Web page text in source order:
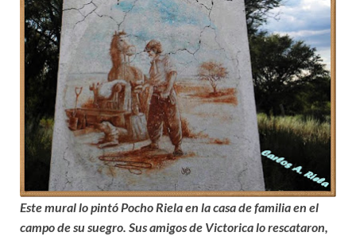
Este mural lo pintó Pocho Riela en la casa de familia en el
campo de su suegro. Sus amigos de Victorica lo rescataron,